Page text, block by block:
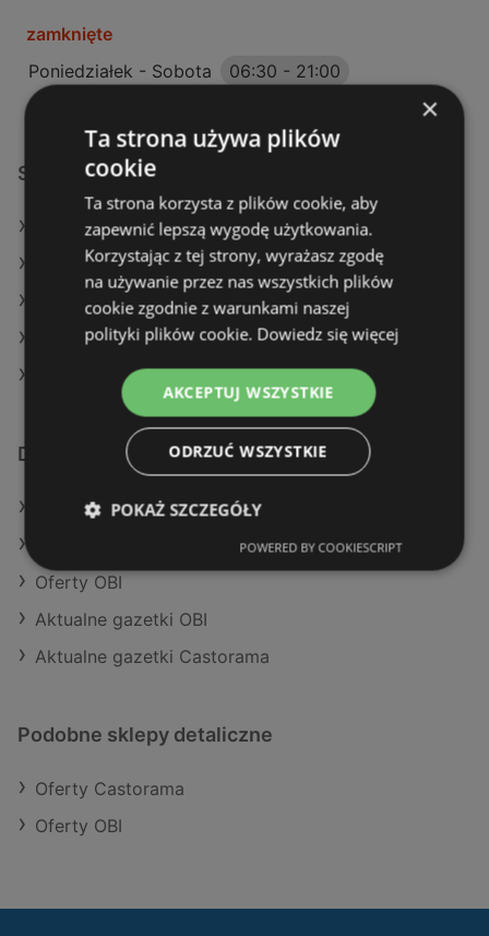
zamknięte
Poniedziałek - Sobota
06:30 - 21:00
Sklepy Leroy Merlin w:
Leroy Merlin w Jabłonna
Leroy Merlin w Lesznowola
Leroy Merlin w Andrychów
Leroy Merlin w Lisia Góra
Leroy Merlin w Suchy Las
Dodatkowe łącza
Oferty Leroy Merlin
Oferty OBI
Aktualne gazetki OBI
Aktualne gazetki Castorama
Podobne sklepy detaliczne
Oferty Castorama
Oferty OBI
×
Ta strona używa plików
cookie
Ta strona korzysta z plików cookie, aby
zapewnić lepszą wygodę użytkowania.
Korzystając z tej strony, wyrażasz zgodę
na używanie przez nas wszystkich plików
cookie zgodnie z warunkami naszej
polityki plików cookie. Dowiedz się więcej
AKCEPTUJ WSZYSTKIE
ODRZUĆ WSZYSTKIE
POKAŻ SZCZEGÓŁY
POWERED BY COOKIESCRIPT